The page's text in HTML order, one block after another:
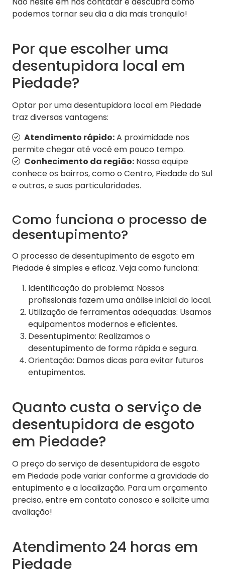
podemos tornar seu dia a dia mais tranquilo!
Por que escolher uma
desentupidora local em
Piedade?
Optar por uma desentupidora local em Piedade
traz diversas vantagens:
Atendimento rápido:A proximidade nos
permite chegar até você em pouco tempo.
Conhecimento da região: Nossa equipe
conhece os bairros, como o Centro, Piedade do Sul
e outros, e suas particularidades.
Como funciona o processo de
desentupimento?
O processo de desentupimento de esgoto em
Piedade é simples e eficaz. Veja como funciona:
Identificação do problema: Nossos
profissionais fazem uma análise inicial do local.
Utilização de ferramentas adequadas: Usamos
equipamentos modernos e eficientes.
Desentupimento: Realizamos o
desentupimento de forma rápida e segura.
Orientação: Damos dicas para evitar futuros
entupimentos.
Quanto custa o serviço de
desentupidora de esgoto
em Piedade?
O preço do serviço de desentupidora de esgoto
em Piedade pode variar conforme a gravidade do
entupimento e a localização. Para um orçamento
preciso, entre em contato conosco e solicite uma
avaliação!
Atendimento 24 horas em
Piedade